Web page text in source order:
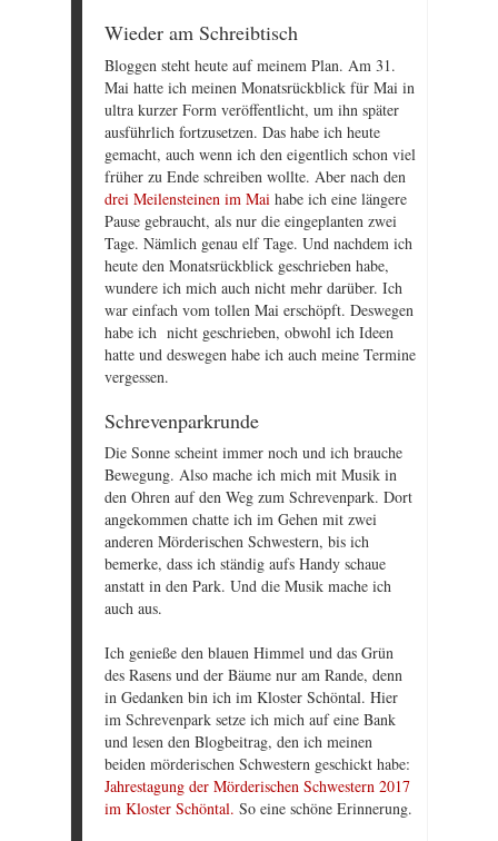
Wieder am Schreibtisch
Bloggen steht heute auf meinem Plan. Am 31.
Mai hatte ich meinen Monatsrückblick für Mai in
ultra kurzer Form veröffentlicht, um ihn später
ausführlich fortzusetzen. Das habe ich heute
gemacht, auch wenn ich den eigentlich schon viel
früher zu Ende schreiben wollte. Aber nach den
drei Meilensteinen im Mai habe ich eine längere
Pause gebraucht, als nur die eingeplanten zwei
Tage. Nämlich genau elf Tage. Und nachdem ich
heute den Monatsrückblick geschrieben habe,
wundere ich mich auch nicht mehr darüber. Ich
war einfach vom tollen Mai erschöpft. Deswegen
habe ich nicht geschrieben, obwohl ich Ideen
hatte und deswegen habe ich auch meine Termine
vergessen.
Schrevenparkrunde
Die Sonne scheint immer noch und ich brauche
Bewegung. Also mache ich mich mit Musik in
den Ohren auf den Weg zum Schrevenpark. Dort
angekommen chatte ich im Gehen mit zwei
anderen Mörderischen Schwestern, bis ich
bemerke, dass ich ständig aufs Handy schaue
anstatt in den Park. Und die Musik mache ich
auch aus.
Ich genieße den blauen Himmel und das Grün
des Rasens und der Bäume nur am Rande, denn
in Gedanken bin ich im Kloster Schöntal. Hier
im Schrevenpark setze ich mich auf eine Bank
und lesen den Blogbeitrag, den ich meinen
beiden mörderischen Schwestern geschickt habe:
Jahrestagung der Mörderischen Schwestern 2017
im Kloster Schöntal. So eine schöne Erinnerung.